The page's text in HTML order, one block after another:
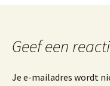
Geef een
Je e-mailadres wordt